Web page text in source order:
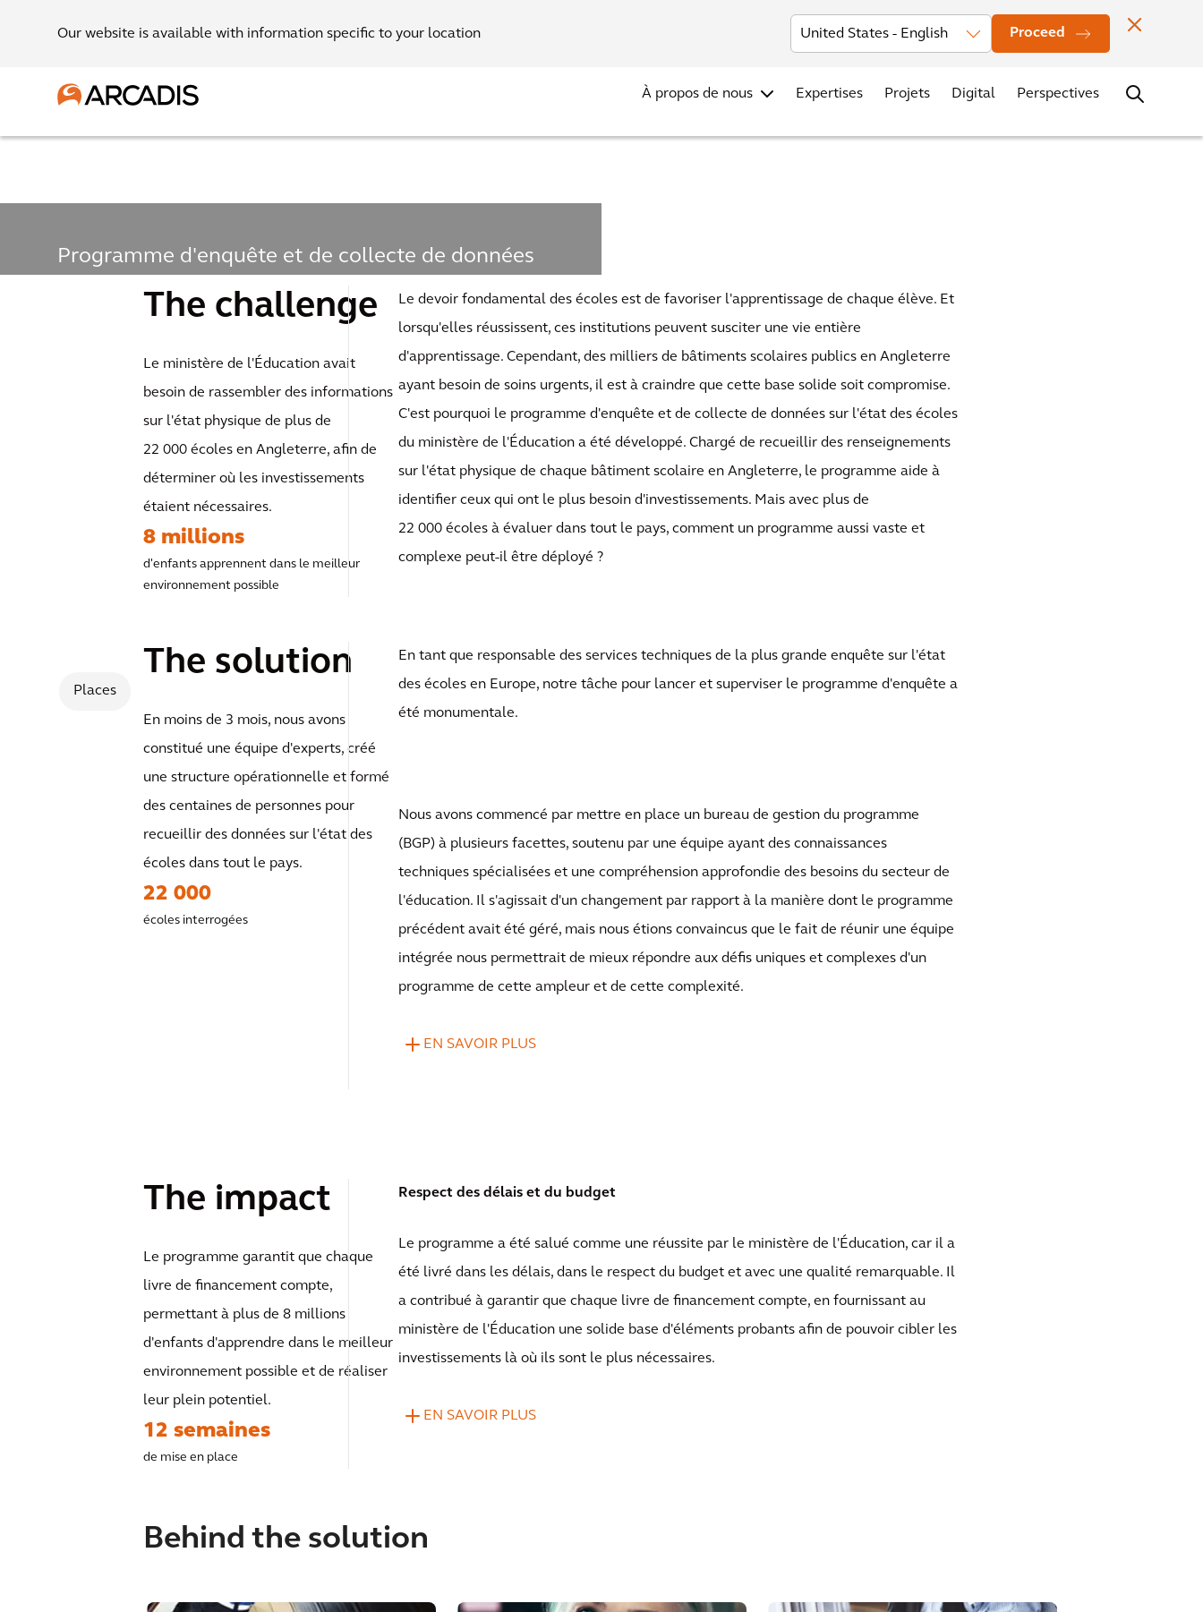
Our website is available with information specific to your location Proceed
Investisseurs News Localisation des bureaux Contacts
À propos de nous Expertises Projets Digital Perspectives
Programme d'enquête et de collecte de données
sur l'état des écoles du ministère de l'Éducation
Mise en place du
plus grand
programme
d'enquête sur l'état
des écoles en
Europe
Places
The challenge
Le ministère de l'Éducation avait
besoin de rassembler des informations
sur l'état physique de plus de
22 000 écoles en Angleterre, afin de
déterminer où les investissements
étaient nécessaires.
8 millions
d'enfants apprennent dans le meilleur
environnement possible
Le devoir fondamental des écoles est de favoriser l'apprentissage de chaque élève. Et
lorsqu'elles réussissent, ces institutions peuvent susciter une vie entière
d'apprentissage. Cependant, des milliers de bâtiments scolaires publics en Angleterre
ayant besoin de soins urgents, il est à craindre que cette base solide soit compromise.
C'est pourquoi le programme d'enquête et de collecte de données sur l'état des écoles
du ministère de l'Éducation a été développé. Chargé de recueillir des renseignements
sur l'état physique de chaque bâtiment scolaire en Angleterre, le programme aide à
identifier ceux qui ont le plus besoin d'investissements. Mais avec plus de
22 000 écoles à évaluer dans tout le pays, comment un programme aussi vaste et
complexe peut-il être déployé ?
The solution
En moins de 3 mois, nous avons
constitué une équipe d'experts, créé
une structure opérationnelle et formé
des centaines de personnes pour
recueillir des données sur l'état des
écoles dans tout le pays.
22 000
écoles interrogées
En tant que responsable des services techniques de la plus grande enquête sur l'état
des écoles en Europe, notre tâche pour lancer et superviser le programme d'enquête a
été monumentale.
Nous avons commencé par mettre en place un bureau de gestion du programme
(BGP) à plusieurs facettes, soutenu par une équipe ayant des connaissances
techniques spécialisées et une compréhension approfondie des besoins du secteur de
l'éducation. Il s'agissait d'un changement par rapport à la manière dont le programme
précédent avait été géré, mais nous étions convaincus que le fait de réunir une équipe
intégrée nous permettrait de mieux répondre aux défis uniques et complexes d'un
programme de cette ampleur et de cette complexité.
EN SAVOIR PLUS
The impact
Le programme garantit que chaque
livre de financement compte,
permettant à plus de 8 millions
d'enfants d'apprendre dans le meilleur
environnement possible et de réaliser
leur plein potentiel.
12 semaines
de mise en place
Respect des délais et du budget
Le programme a été salué comme une réussite par le ministère de l'Éducation, car il a
été livré dans les délais, dans le respect du budget et avec une qualité remarquable. Il
a contribué à garantir que chaque livre de financement compte, en fournissant au
ministère de l'Éducation une solide base d'éléments probants afin de pouvoir cibler les
investissements là où ils sont le plus nécessaires.
EN SAVOIR PLUS
Behind the solution